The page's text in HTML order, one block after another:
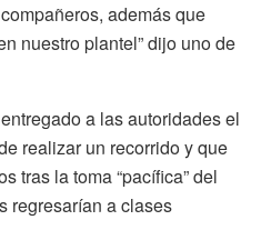
además que
nuestro plantel” dijo uno de
a las autoridades el
realizar un recorrido y que
tras la toma “pacífica” del
regresarían a clases